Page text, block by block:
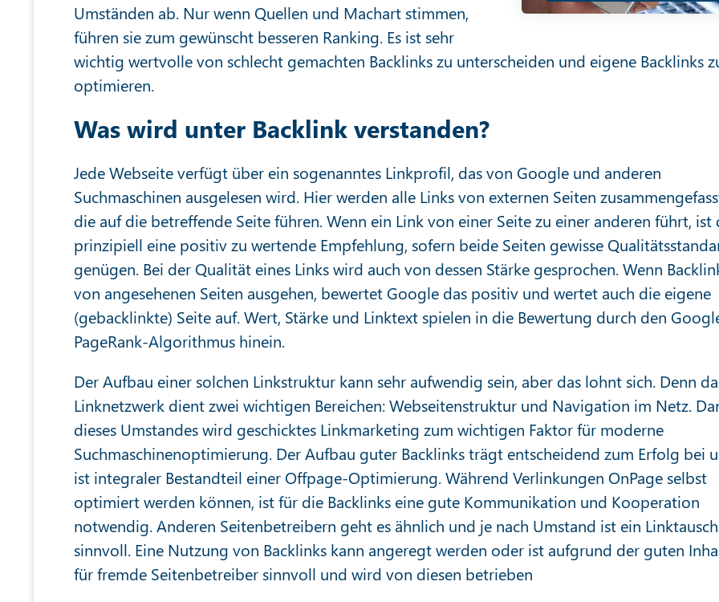
Umständen ab. Nur wenn Quellen und Machart stimmen,
führen sie zum gewünscht besseren Ranking. Es ist sehr
wichtig wertvolle von schlecht gemachten Backlinks zu unterscheiden und eigene Backlinks
optimieren.
Was wird unter Backlink verstanden?
Jede Webseite verfügt über ein sogenanntes Linkprofil, das von Google und anderen
Suchmaschinen ausgelesen wird. Hier werden alle Links von externen Seiten
die auf die betreffende Seite führen. Wenn ein Link von einer Seite zu einer anderen führt, ist
prinzipiell eine positiv zu wertende Empfehlung, sofern beide Seiten gewisse
genügen. Bei der Qualität eines Links wird auch von dessen Stärke gesprochen. Wenn
von angesehenen Seiten ausgehen, bewertet Google das positiv und wertet auch die eigene
(gebacklinkte) Seite auf. Wert, Stärke und Linktext spielen in die Bewertung durch den
PageRank-Algorithmus hinein.
Der Aufbau einer solchen Linkstruktur kann sehr aufwendig sein, aber das lohnt sich. Denn
Linknetzwerk dient zwei wichtigen Bereichen: Webseitenstruktur und Navigation im Netz.
dieses Umstandes wird geschicktes Linkmarketing zum wichtigen Faktor für moderne
Suchmaschinenoptimierung. Der Aufbau guter Backlinks trägt entscheidend zum Erfolg bei
ist integraler Bestandteil einer Offpage-Optimierung. Während Verlinkungen OnPage selbst
optimiert werden können, ist für die Backlinks eine gute Kommunikation und Kooperation
notwendig. Anderen Seitenbetreibern geht es ähnlich und je nach Umstand ist ein Linktausch
sinnvoll. Eine Nutzung von Backlinks kann angeregt werden oder ist aufgrund der guten
für fremde Seitenbetreiber sinnvoll und wird von diesen betrieben